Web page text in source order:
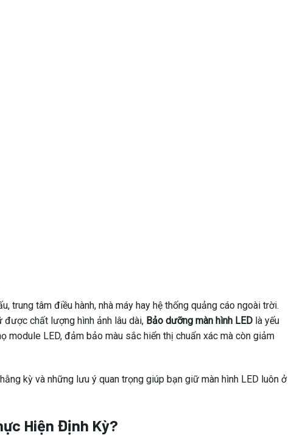
trung tâm điều hành, nhà máy hay hệ thống quảng cáo ngoài trời.
được chất lượng hình ảnh lâu dài, Bảo dưỡng màn hình LED là yếu
LED, đảm bảo màu sắc hiển thị chuẩn xác mà còn giảm
kỳ và những lưu ý quan trọng giúp bạn giữ màn hình LED luôn ở
Hiện Định Kỳ?